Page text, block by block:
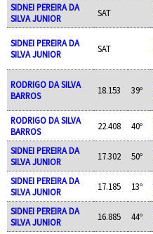
SIDNEI PEREIRA DA
SILVA JUNIOR
SAT
SIDNEI PEREIRA DA
SILVA JUNIOR
SAT
RODRIGO DA SILVA
BARROS
18.153 39º
RODRIGO DA SILVA
BARROS
22.408 40º
SIDNEI PEREIRA DA
SILVA JUNIOR
17.302 50º
SIDNEI PEREIRA DA
SILVA JUNIOR
17.185 13º
SIDNEI PEREIRA DA
SILVA JUNIOR
16.885 44º